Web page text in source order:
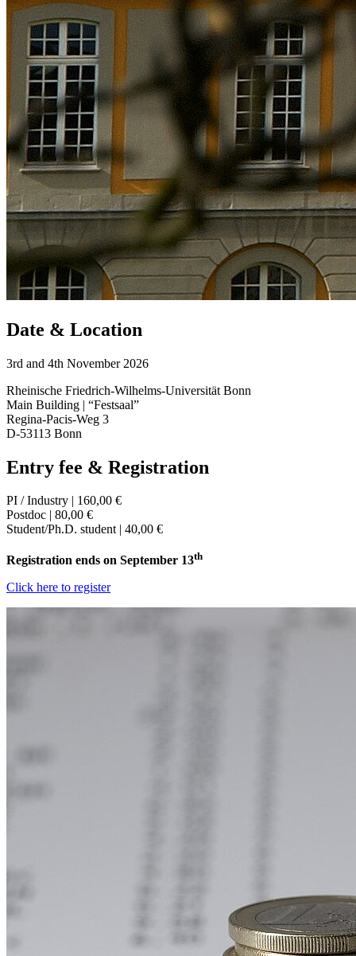
Date & Location
3rd and 4th November 2026
Rheinische Friedrich-Wilhelms-Universität Bonn
Main Building | “Festsaal”
Regina-Pacis-Weg 3
D-53113 Bonn
Entry fee & Registration
PI / Industry | 160,00 €
Postdoc | 80,00 €
Student/Ph.D. student | 40,00 €
Registration ends on September 13th
Click here to register